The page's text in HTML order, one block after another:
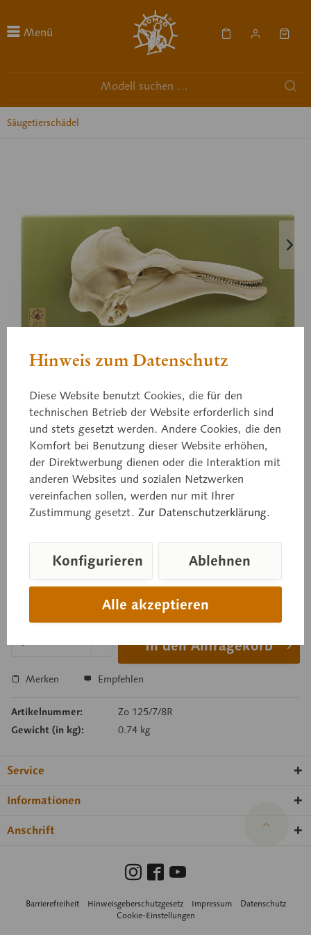
Menü
Säugetierschädel
Zo 125/7/8R
Schweinswalschädel, rechte
Hälfte
Nach der Natur modelliert. Aus Spezialkunststoff,
beweglicher abnehmbarer Unterkiefer, auf grünem
Preis auf Anfrage
Lieferzeit auf Anfrage
In den Anfragekorb
Merken Empfehlen
Artikelnummer:
Zo 125/7/8R
Gewicht (in kg):
0.74 kg
Service
Informationen
Anschrift
Barrierefreiheit Hinweisgeberschutzgesetz Impressum
Datenschutz
Cookie-Einstellungen
Hinweis zum Datenschutz
Diese Website benutzt Cookies, die für den
technischen Betrieb der Website erforderlich sind
und stets gesetzt werden. Andere Cookies, die den
Komfort bei Benutzung dieser Website erhöhen,
der Direktwerbung dienen oder die Interaktion mit
anderen Websites und sozialen Netzwerken
vereinfachen sollen, werden nur mit Ihrer
Zustimmung gesetzt. Zur Datenschutzerklärung.
Alle akzeptieren
Konfigurieren Ablehnen